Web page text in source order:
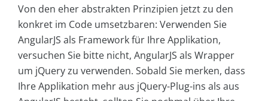
Von den eher abstrakten Prinzipien jetzt zu den
konkret im Code umsetzbaren: Verwenden Sie
AngularJS als Framework für Ihre Applikation,
versuchen Sie bitte nicht, AngularJS als Wrapper
um jQuery zu verwenden. Sobald Sie merken, dass
Ihre Applikation mehr aus jQuery-Plug-ins als aus